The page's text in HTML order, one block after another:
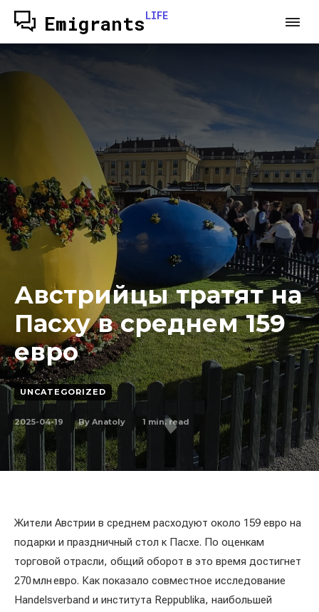
EmigrantsLIFE
Австрийцы тратят на
Пасху в среднем 159
евро
UNCATEGORIZED
2025-04-19 By Anatoly 1 min. read
Жители Австрии в среднем расходуют около 159 евро на
подарки и праздничный стол к Пасхе. По оценкам
торговой отрасли, общий оборот в это время достигнет
270 млн евро. Как показало совместное исследование
Handelsverband и института Reppublika, наибольшей